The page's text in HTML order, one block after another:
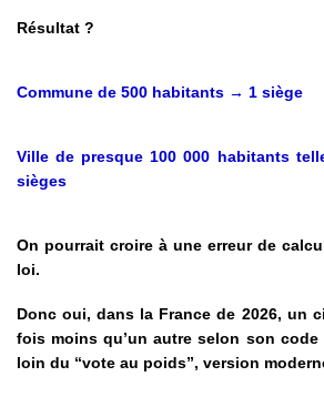
Résultat ?
Commune de 500 habitants → 1 siège
Ville de presque 100 000 habitants
sièges
On pourrait croire à une erreur de
loi.
Donc oui, dans la France de 2026, un
fois moins qu’un autre selon son code
loin du “vote au poids”, version